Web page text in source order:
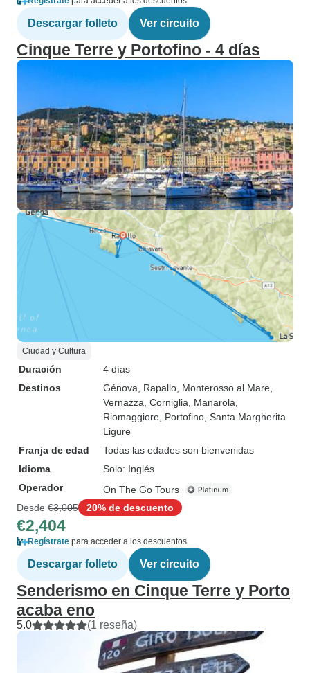
Descargar folleto Ver circuito
Cinque Terre y Portofino - 4 días
Ciudad y Cultura
Duración
4 días
Destinos
Génova , Rapallo , Monterosso al Mare
Vernazza , Corniglia , Manarola
Riomaggiore , Portofino , Santa Margherita
Ligure
Franja de edad
Todas las edades son bienvenidas
Idioma
Solo: Inglés
Operador
On The Go Tours
Desde €3,005 20% de descuento
€2,404
Regístrate para acceder a los descuentos
Descargar folleto Ver circuito
Senderismo en Cinque Terre y Porto
acaba eno
5.0 (1 reseña)